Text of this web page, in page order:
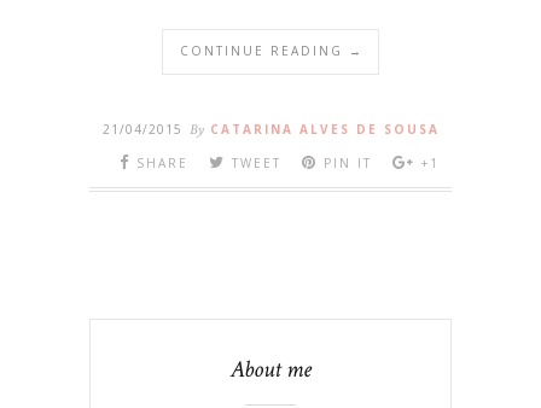
CONTINUE READING →
21/04/2015 By CATARINA ALVES DE SOUSA
SHARE
TWEET PIN IT +1
About me